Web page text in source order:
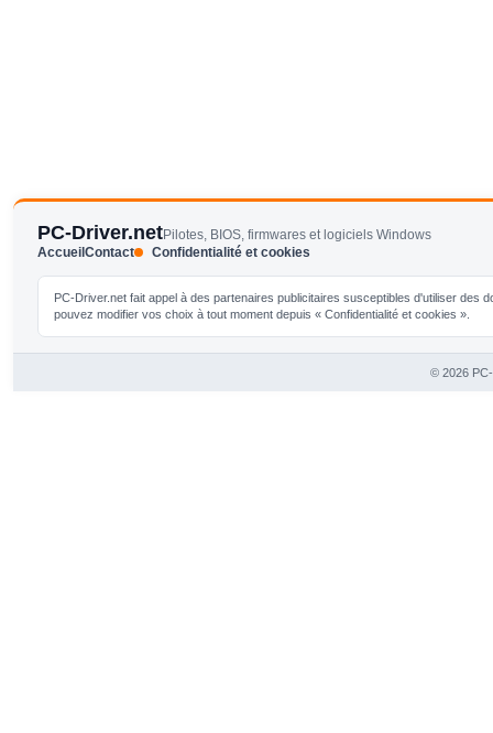
PC-Driver.netPilotes, BIOS, firmwares et logiciels Windows
AccueilContact Confidentialité et cookies
PC-Driver.net fait appel à des partenaires publicitaires susceptibles d'utiliser
pouvez modifier vos choix à tout moment depuis « Confidentialité et cookies ».
© 2026